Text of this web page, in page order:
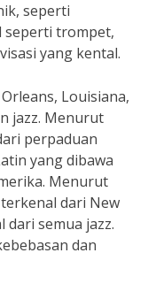
seperti
seperti trompet,
yang kental.
Louisiana,
jazz. Menurut
perpaduan
yang dibawa
Menurut
dari New
dari semua jazz.
dan